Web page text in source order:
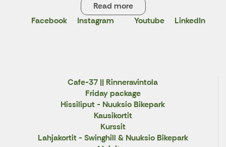
Read more
Facebook
Instagram Youtube LinkedIn
Cafe-37 || Rinneravintola
Friday package
Hissiliput - Nuuksio Bikepark
Kausikortit
Kurssit
Lahjakortit - Swinghill & Nuuksio Bikepark